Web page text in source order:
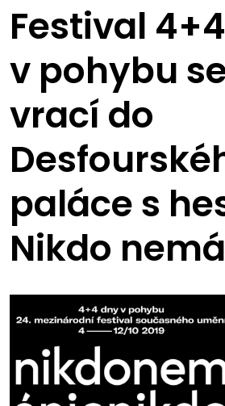
Festival
v pohybu
vrací do
paláce s
Nikdo